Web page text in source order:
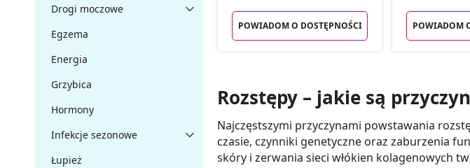
Drogi moczowe
Egzema
Energia
Grzybica
Hormony
Infekcje sezonowe
Łupież
POWIADOM O DOSTĘPNOŚCI POWIADOM
Rozstępy – jakie są
Najczęstszymi przyczynami powstawania
czasie, czynniki genetyczne oraz zaburzenia
skóry i zerwania sieci włókien kolagenowych